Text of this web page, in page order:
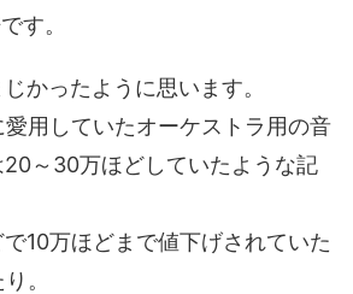
す。
かったように思います。
用していたオーケストラ用の音
～30万ほどしていたような記
10万ほどまで値下げされていた
。